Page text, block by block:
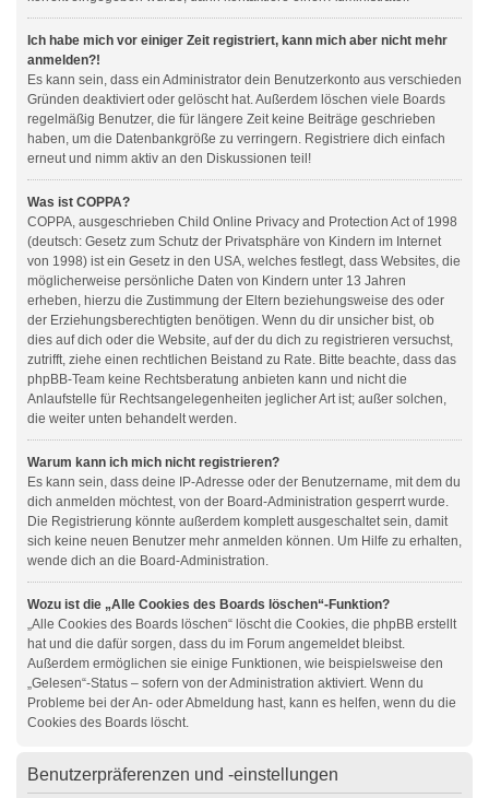
Ich habe mich vor einiger Zeit registriert, kann mich aber nicht mehr
anmelden?!
Es kann sein, dass ein Administrator dein Benutzerkonto aus verschieden
Gründen deaktiviert oder gelöscht hat. Außerdem löschen viele Boards
regelmäßig Benutzer, die für längere Zeit keine Beiträge geschrieben
haben, um die Datenbankgröße zu verringern. Registriere dich einfach
erneut und nimm aktiv an den Diskussionen teil!
Was ist COPPA?
COPPA, ausgeschrieben Child Online Privacy and Protection Act of 1998
(deutsch: Gesetz zum Schutz der Privatsphäre von Kindern im Internet
von 1998) ist ein Gesetz in den USA, welches festlegt, dass Websites, die
möglicherweise persönliche Daten von Kindern unter 13 Jahren
erheben, hierzu die Zustimmung der Eltern beziehungsweise des oder
der Erziehungsberechtigten benötigen. Wenn du dir unsicher bist, ob
dies auf dich oder die Website, auf der du dich zu registrieren versuchst,
zutrifft, ziehe einen rechtlichen Beistand zu Rate. Bitte beachte, dass das
phpBB-Team keine Rechtsberatung anbieten kann und nicht die
Anlaufstelle für Rechtsangelegenheiten jeglicher Art ist; außer solchen,
die weiter unten behandelt werden.
Warum kann ich mich nicht registrieren?
Es kann sein, dass deine IP-Adresse oder der Benutzername, mit dem du
dich anmelden möchtest, von der Board-Administration gesperrt wurde.
Die Registrierung könnte außerdem komplett ausgeschaltet sein, damit
sich keine neuen Benutzer mehr anmelden können. Um Hilfe zu erhalten,
wende dich an die Board-Administration.
Wozu ist die „Alle Cookies des Boards löschen“-Funktion?
„Alle Cookies des Boards löschen“ löscht die Cookies, die phpBB erstellt
hat und die dafür sorgen, dass du im Forum angemeldet bleibst.
Außerdem ermöglichen sie einige Funktionen, wie beispielsweise den
„Gelesen“-Status – sofern von der Administration aktiviert. Wenn du
Probleme bei der An- oder Abmeldung hast, kann es helfen, wenn du die
Cookies des Boards löscht.
Benutzerpräferenzen und -einstellungen